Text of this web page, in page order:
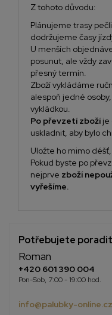
Potřebujete
Roman
+420 601 390 004
Pon-Sob, 7:00 - 19:00 hod.
info@palubky-online.cz
Z tohoto důvodu:
Plánujeme trasy
dodržujeme časy
U menších
posunut, ale vždy
přesný termín.
Zboží vykládáme
alespoň jedné
vykládkou.
Po převzetí zbožíje
uskladnit, aby bylo
Uložte ho mimo
Pokud byste po
nejprve zboží
vyřešíme.